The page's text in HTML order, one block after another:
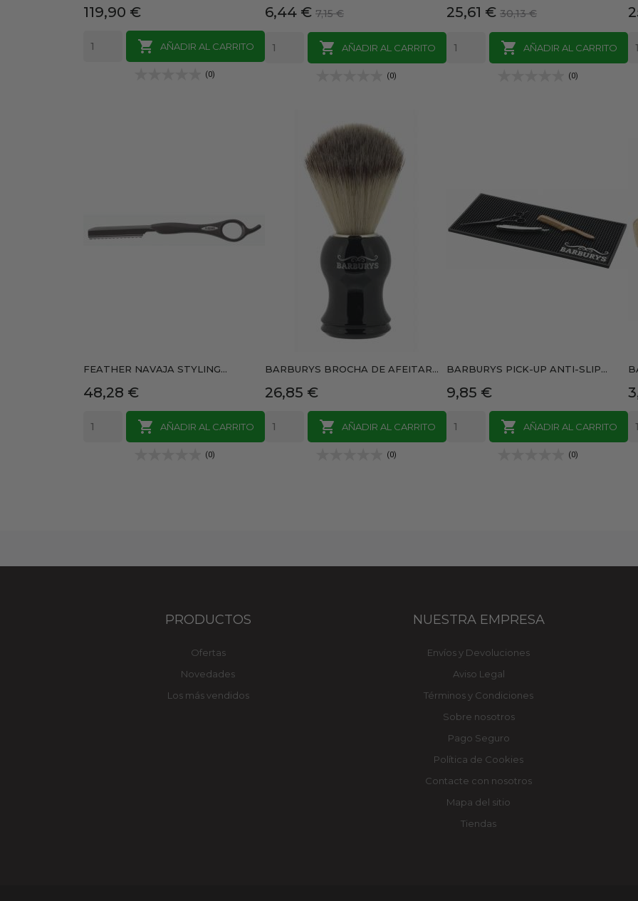
Precio
119,90 €

AÑADIR AL CARRITO
(0)
Precio
6,44 € Precio
base
7,15 €
 AÑADIR AL CARRITO
(0)
Precio
25,61 € Precio
base
30,13 €
 AÑADIR AL CARRITO
(0)
FEATHER NAVAJA STYLING...
Precio
48,28 €

AÑADIR AL CARRITO
(0)
BARBURYS BROCHA DE AFEITAR...
Precio
26,85 €

AÑADIR AL CARRITO
(0)
BARBURYS PICK-UP ANTI-SLIP...
Precio
9,85 €

AÑADIR AL CARRITO
(0)
PRODUCTOS
Ofertas
Novedades
Los más vendidos
NUESTRA EMPRESA
Envíos y Devoluciones
Aviso Legal
Términos y Condiciones
Sobre nosotros
Pago Seguro
Política de Cookies
Contacte con nosotros
Mapa del sitio
Tiendas